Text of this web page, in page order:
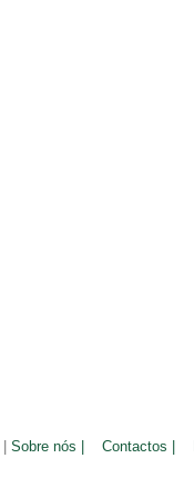
Sobre nós | Contactos |